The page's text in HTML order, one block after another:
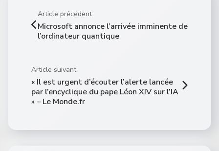
Article précédent
Microsoft annonce l’arrivée imminente de
l’ordinateur quantique
Article suivant
« Il est urgent d’écouter l’alerte lancée
par l’encyclique du pape Léon XIV sur l’IA
» – Le Monde.fr